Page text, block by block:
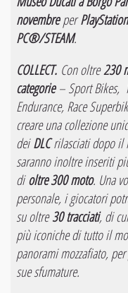
novembreper
PC®/STEAM.
COLLECT. Con oltre230
categorie– Sport Bikes,
Endurance, Race
creare una collezione
deiDLCrilasciati dopo il
saranno inoltre inseriti
dioltre 300 moto. Una
personale, i giocatori
su oltre30 tracciati, di
più iconiche di tutto il
panorami mozzafiato,
sue sfumature.